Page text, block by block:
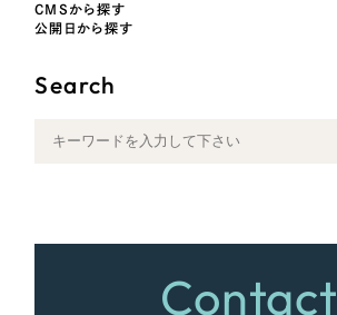
CMSから探す
公開日から探す
Search
Contact